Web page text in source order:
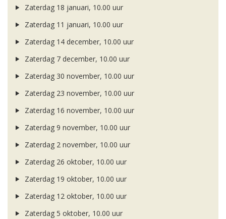
Zaterdag 18 januari, 10.00 uur
Zaterdag 11 januari, 10.00 uur
Zaterdag 14 december, 10.00 uur
Zaterdag 7 december, 10.00 uur
Zaterdag 30 november, 10.00 uur
Zaterdag 23 november, 10.00 uur
Zaterdag 16 november, 10.00 uur
Zaterdag 9 november, 10.00 uur
Zaterdag 2 november, 10.00 uur
Zaterdag 26 oktober, 10.00 uur
Zaterdag 19 oktober, 10.00 uur
Zaterdag 12 oktober, 10.00 uur
Zaterdag 5 oktober, 10.00 uur